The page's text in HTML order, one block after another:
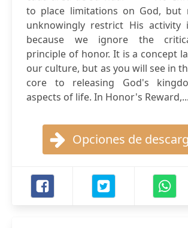
to place limitations on God, but
unknowingly restrict His activity
because we ignore the
principle of honor. It is a concept
our culture, but as you will see in
core to releasing God's
aspects of life. In Honor's Reward,...
Opciones de